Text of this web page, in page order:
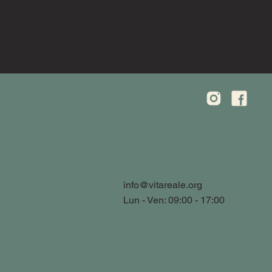
info@vitareale.org
Lun - Ven: 09:00 - 17:00